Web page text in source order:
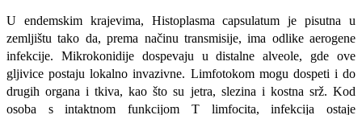
U endemskim krajevima, Histoplasma capsula­tum je pisutna u
zemljištu tako da, prema načinu transmisije, ima odlike aerogene
infekcije. Mikrokonidije dospevaju u distalne alveole, gde ove
gljivice postaju lokalno invazivne. Limfotokom mogu dospeti i do
drugih organa i tkiva, kao što su jetra, slezina i kostna srž. Kod
osoba s intaktnom funkcijom T limfocita, infekcija ostaje